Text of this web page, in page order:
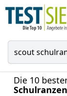
Die 10
Schulranzen